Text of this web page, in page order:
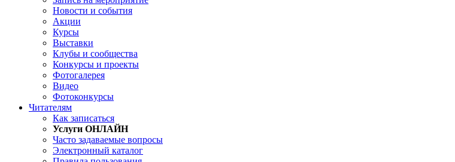
Новости и события
Акции
Курсы
Выставки
Клубы и сообщества
Конкурсы и проекты
Фотогалерея
Видео
Фотоконкурсы
Читателям
Как записаться
Услуги ОНЛАЙН
Часто задаваемые вопросы
Электронный каталог